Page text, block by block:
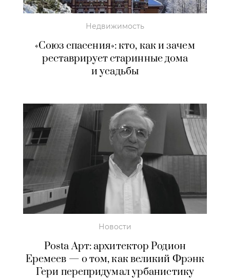
Недвижимость
«Союз спасения»: кто, как и зачем
реставрирует старинные дома
и усадьбы
Новости
Posta Арт: архитектор Родион
Еремеев — о том, как великий Фрэнк
Гери перепридумал урбанистику